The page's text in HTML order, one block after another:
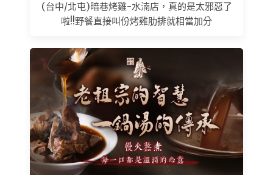
(台中/北屯)暗巷烤雞-水湳店，真的是太邪惡了
啦!!野餐直接叫份烤雞肋排就相當加分